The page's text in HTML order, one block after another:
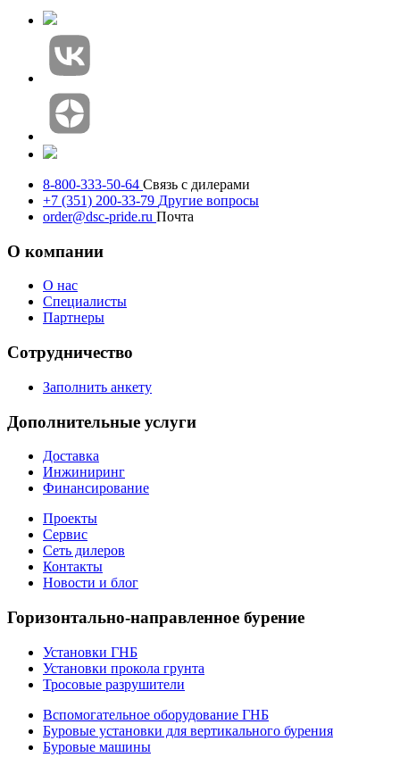
8-800-333-50-64 Связь с дилерами
+7 (351) 200-33-79 Другие вопросы
order@dsc-pride.ru Почта
О компании
О нас
Специалисты
Партнеры
Сотрудничество
Заполнить анкету
Дополнительные услуги
Доставка
Инжиниринг
Финансирование
Проекты
Сервис
Сеть дилеров
Контакты
Новости и блог
Горизонтально-направленное бурение
Установки ГНБ
Установки прокола грунта
Тросовые разрушители
Вспомогательное оборудование ГНБ
Буровые установки для вертикального бурения
Буровые машины